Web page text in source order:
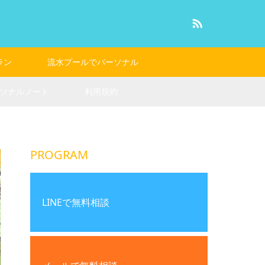
ン 流水プールでパーソナル
PROGRAM
LINEで無料相談